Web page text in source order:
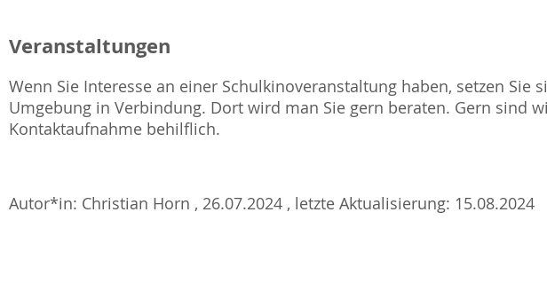
Veranstaltungen
Wenn Sie Interesse an einer Schulkinoveranstaltung haben, setzen
Umgebung in Verbindung. Dort wird man Sie gern beraten. Gern sind
Kontaktaufnahme behilflich.
Autor*in: Christian Horn , 26.07.2024 , letzte Aktualisierung: 15.08.2024